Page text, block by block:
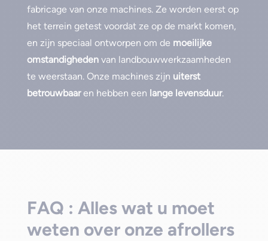
fabricage van onze machines. Ze worden eerst op
het terrein getest voordat ze op de markt komen,
en zijn speciaal ontworpen om de moeilijke
omstandighedenvan landbouwwerkzaamheden
te weerstaan. Onze machines zijn uiterst
betrouwbaaren hebben een lange levensduur.
FAQ : Alles wat u moet
weten over onze afrollers